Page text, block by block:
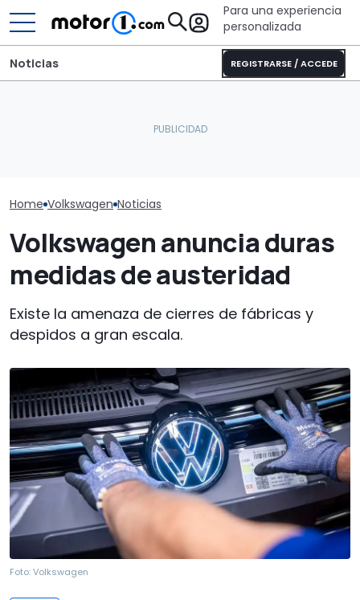
Para una experiencia
personalizada
REGISTRARSE / ACCEDE
Noticias
Home Volkswagen Noticias
Volkswagen anuncia duras
medidas de austeridad
Existe la amenaza de cierres de fábricas y
despidos a gran escala.
Foto:Volkswagen